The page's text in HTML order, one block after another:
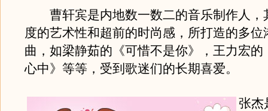
曹轩宾是内地数一数二的音乐制作人，
度的艺术性和超前的时尚感，所打造的多位
曲，如梁静茹的《可惜不是你》，王力宏的
心中》等等，受到歌迷们的长期喜爱。
张杰